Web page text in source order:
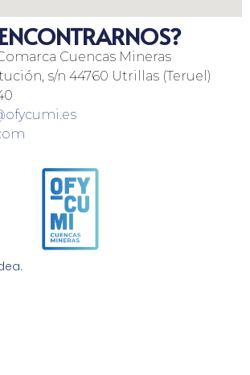
Cuencas Mineras
s/n 44760 Utrillas (Teruel)